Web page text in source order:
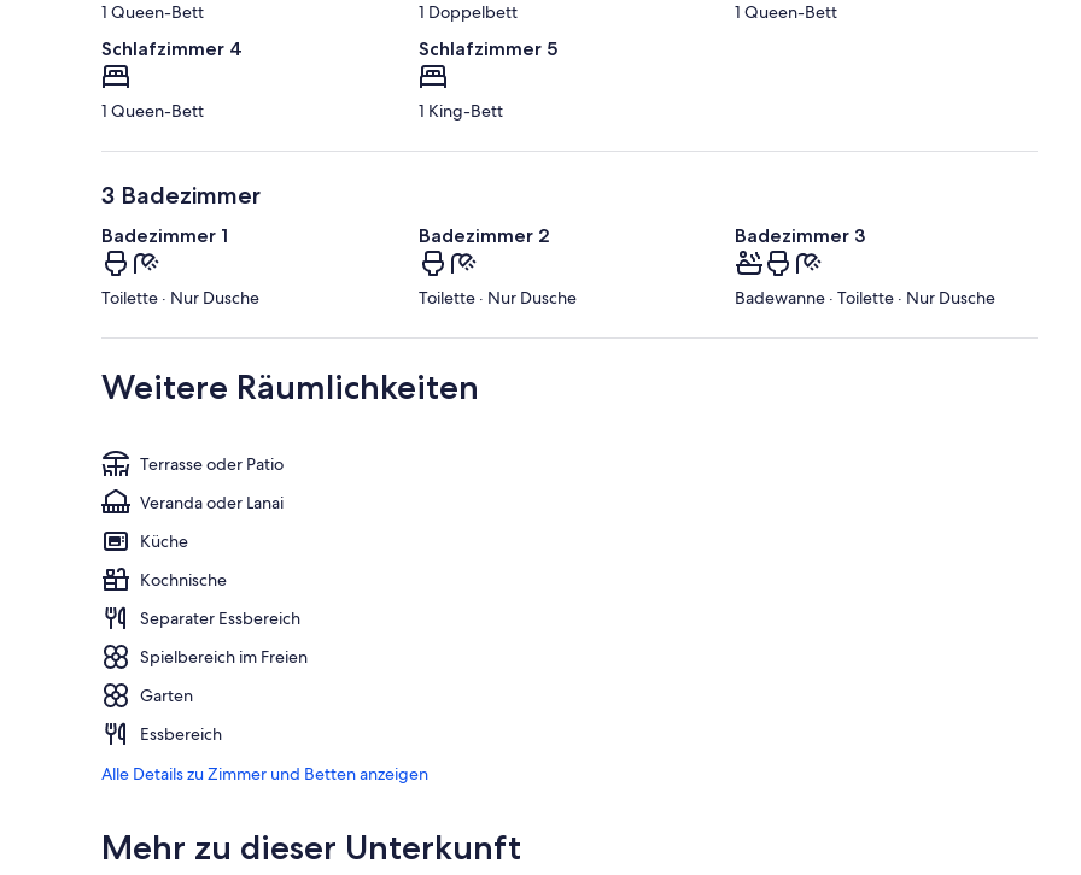
1 Queen-Bett 1 Doppelbett 1 Queen-Bett
Schlafzimmer 4
1 Queen-Bett
Schlafzimmer 5
1 King-Bett
3 Badezimmer
Badezimmer 1
Toilette · Nur Dusche
Badezimmer 2
Toilette · Nur Dusche
Badezimmer 3
Badewanne · Toilette · Nur Dusche
Weitere Räumlichkeiten
Terrasse oder Patio
Veranda oder Lanai
Küche
Kochnische
Separater Essbereich
Spielbereich im Freien
Garten
Essbereich
Alle Details zu Zimmer und Betten anzeigen
Mehr zu dieser Unterkunft